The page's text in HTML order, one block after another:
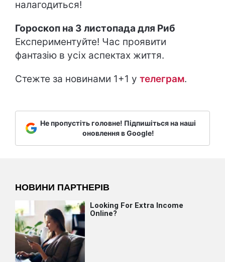
налагодиться!
Гороскоп на 3 листопада для Риб
Експериментуйте! Час проявити
фантазію в усіх аспектах життя.
Стежте за новинами 1+1 у телеграм.
Не пропустіть головне! Підпишіться на наші
оновлення в Google!